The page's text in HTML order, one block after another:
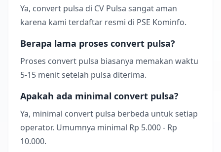
Ya, convert pulsa di CV Pulsa sangat aman
karena kami terdaftar resmi di PSE Kominfo.
Berapa lama proses convert pulsa?
Proses convert pulsa biasanya memakan waktu
5-15 menit setelah pulsa diterima.
Apakah ada minimal convert pulsa?
Ya, minimal convert pulsa berbeda untuk setiap
operator. Umumnya minimal Rp 5.000 - Rp
10.000.